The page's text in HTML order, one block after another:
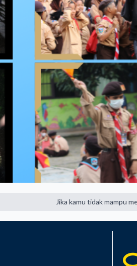
Jika kamu tidak mampu menahan